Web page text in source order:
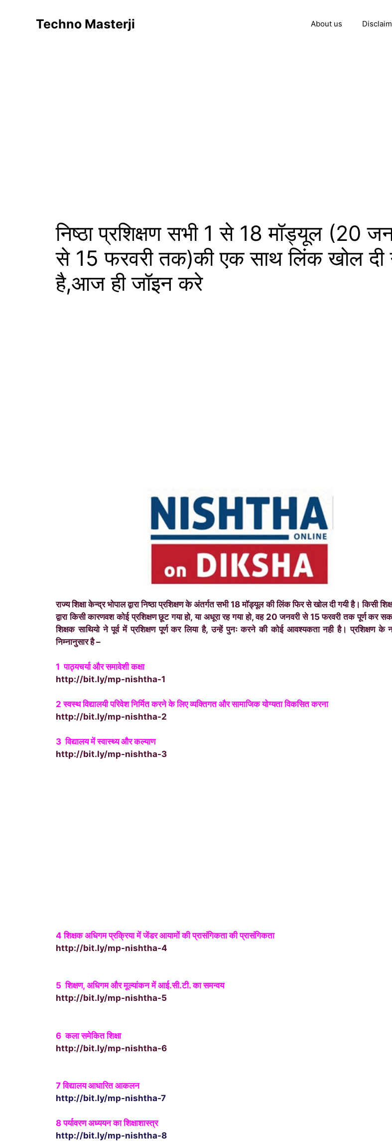
Techno Masterji About us
निष्ठा प्रशिक्षण सभी 1 से 18 मॉड्यूल (20
से 15 फरवरी तक)की एक साथ लिंक खोल दी
है,आज ही जॉइन करे
राज्य शिक्षा केन्द्र भोपाल द्वारा निष्ठा प्रशिक्षण के अंतर्गत सभी 18 मॉड्यूल की लिंक फिर से खोल दी गयी है। किसी
द्वारा किसी कारणवश कोई प्रशिक्षण छूट गया हो, या अधूरा रह गया हो, वह 20 जनवरी से 15 फरवरी तक पूर्ण कर
शिक्षक साथियो ने पूर्व में प्रशिक्षण पूर्ण कर लिया है, उन्हें पुनः करने की कोई आवश्यकता नही है। प्रशिक्षण के
निम्नानुसार है –
1 पाठ्यचर्या और समावेशी कक्षा
http://bit.ly/mp-nishtha-1
2 स्वस्थ विद्यालयी परिवेश निर्मित करने के लिए व्यक्तिगत और सामाजिक योग्यता विकसित करना
http://bit.ly/mp-nishtha-2
3 विद्यालय में स्वास्थ्य और कल्याण
http://bit.ly/mp-nishtha-3
4शिक्षक अधिगम प्रक्रिया में जेंडर आयामों की प्रासंगिकता की प्रासंगिकता
http://bit.ly/mp-nishtha-4
5शिक्षण, अधिगम और मूल्यांकन में आई.सी.टी. का समन्वय
http://bit.ly/mp-nishtha-5
6कला समेकित शिक्षा
http://bit.ly/mp-nishtha-6
7 विद्यालय आधारित आकलन
http://bit.ly/mp-nishtha-7
8 पर्यावरण अध्ययन का शिक्षाशास्त्र
http://bit.ly/mp-nishtha-8